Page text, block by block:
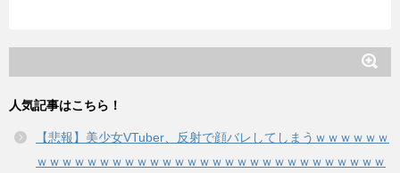
人気記事はこちら！
【悲報】美少女VTuber、反射で顔バレしてしまうｗｗｗｗｗｗ
ｗｗｗｗｗｗｗｗｗｗｗｗｗｗｗｗｗｗｗｗｗｗｗｗｗｗｗｗ